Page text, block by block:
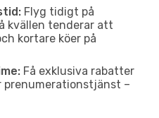
Flyg tidigt på
kvällen tenderar att
kortare köer på
Få exklusiva rabatter
prenumerationstjänst –